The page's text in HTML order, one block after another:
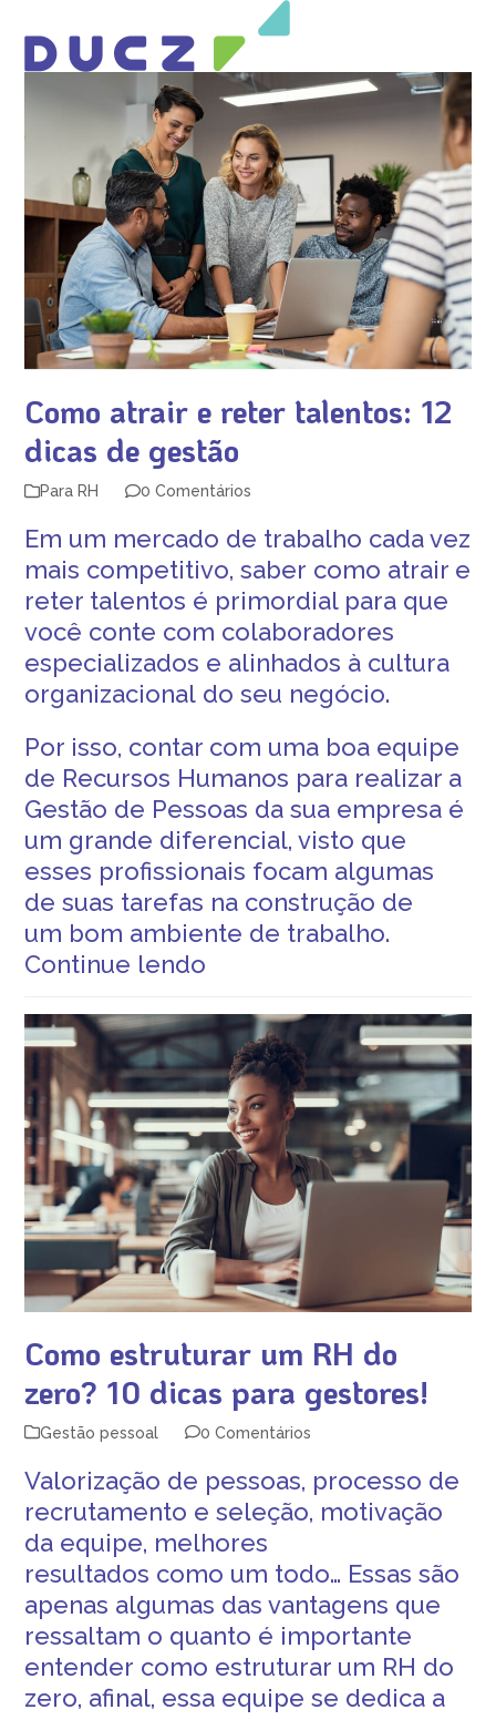
content
mobile
menu
mobile
menu
Como atrair e reter talentos: 12
dicas de gestão
Para RH 0 Comentários
Em um mercado de trabalho cada vez
mais competitivo, saber como atrair e
reter talentos é primordial para que
você conte com colaboradores
especializados e alinhados à cultura
organizacional do seu negócio.
Por isso, contar com uma boa equipe
de Recursos Humanos para realizar a
Gestão de Pessoas da sua empresa é
um grande diferencial, visto que
esses profissionais focam algumas
de suas tarefas na construção de
um bom ambiente de trabalho.
Continue lendo
Como estruturar um RH do
zero? 10 dicas para gestores!
Gestão pessoal 0 Comentários
Valorização de pessoas, processo de
recrutamento e seleção, motivação
da equipe, melhores
resultados como um todo… Essas são
apenas algumas das vantagens que
ressaltam o quanto é importante
entender como estruturar um RH do
zero, afinal, essa equipe se dedica a